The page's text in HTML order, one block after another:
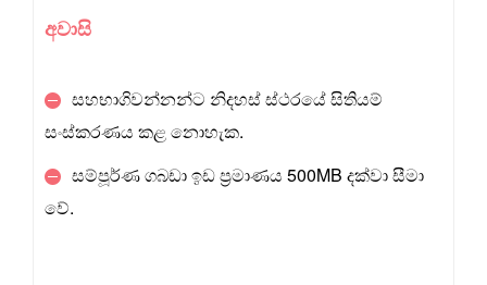
අවාසි
සහභාගිවන්නන්ට නිදහස් ස්ථරයේ සිතියම්
සංස්කරණය කළ නොහැක.
සම්පූර්ණ ගබඩා ඉඩ ප්‍රමාණය 500MB දක්වා සීමා
වේ.